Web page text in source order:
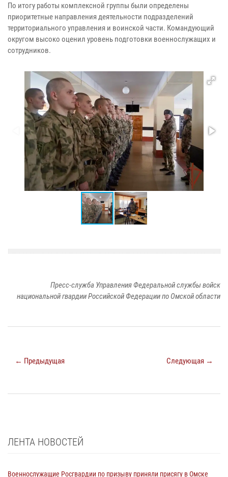
По итогу работы комплексной группы были определены
приоритетные направления деятельности подразделений
территориального управления и воинской части. Командующий
округом высоко оценил уровень подготовки военнослужащих и
сотрудников.
Пресс-служба Управления Федеральной службы войск
национальной гвардии Российской Федерации по Омской области
← Предыдущая Следующая →
ЛЕНТА НОВОСТЕЙ
Военнослужащие Росгвардии по призыву приняли присягу в Омске